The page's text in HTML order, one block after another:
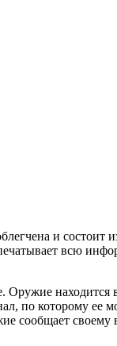
и состоит
всю
Оружие
по которому ее
сообщает своему